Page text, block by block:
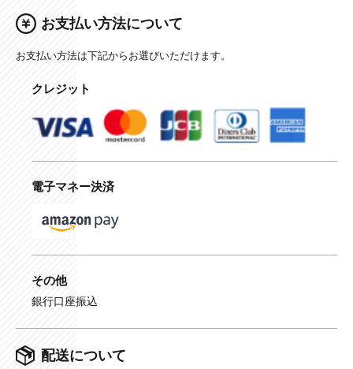
お支払い方法について
お支払い方法は下記からお選びいただけます。
クレジット
電子マネー決済
その他
銀行口座振込
配送について